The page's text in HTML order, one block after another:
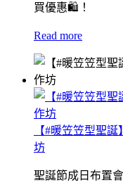
買優惠🛍！
Read more
【#暖笠笠型聖
坊
聖誕節成日布置